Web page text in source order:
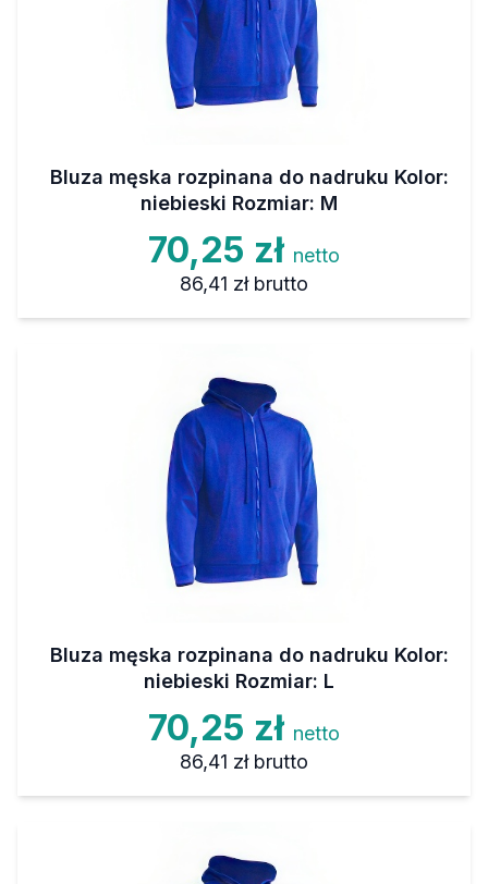
Bluza męska rozpinana do nadruku Kolor:
niebieski Rozmiar: M
70,25 zł netto
86,41 zł brutto
Bluza męska rozpinana do nadruku Kolor:
niebieski Rozmiar: L
70,25 zł netto
86,41 zł brutto